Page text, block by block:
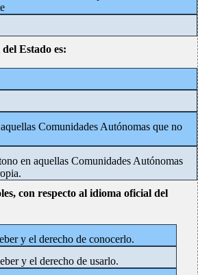
Estado es:
Comunidades Autónomas que no
en aquellas Comunidades Autónomas
con respecto al idioma oficial del
y el derecho de conocerlo.
y el derecho de usarlo.